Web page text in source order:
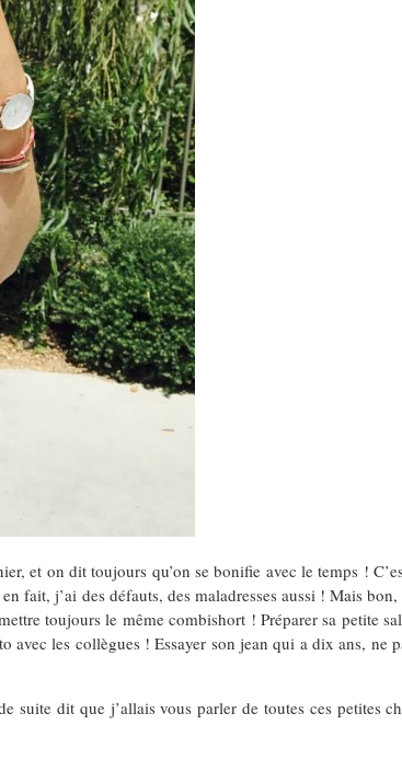
et on dit toujours qu’on se bonifie avec le temps !
fait, j’ai des défauts, des maladresses aussi ! Mais
toujours le même combishort ! Préparer sa petite
les collègues ! Essayer son jean qui a dix ans, ne
dit que j’allais vous parler de toutes ces petites